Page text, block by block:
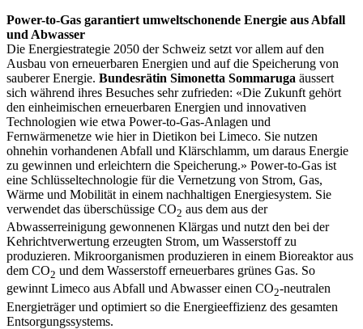
Power-to-Gas garantiert umweltschonende Energie aus Abfall
und Abwasser
Die Energiestrategie 2050 der Schweiz setzt vor allem auf den
Ausbau von erneuerbaren Energien und auf die Speicherung von
sauberer Energie. Bundesrätin Simonetta Sommaruga äussert
sich während ihres Besuches sehr zufrieden: «Die Zukunft gehört
den einheimischen erneuerbaren Energien und innovativen
Technologien wie etwa Power-to-Gas-Anlagen und
Fernwärmenetze wie hier in Dietikon bei Limeco. Sie nutzen
ohnehin vorhandenen Abfall und Klärschlamm, um daraus Energie
zu gewinnen und erleichtern die Speicherung.» Power-to-Gas ist
eine Schlüsseltechnologie für die Vernetzung von Strom, Gas,
Wärme und Mobilität in einem nachhaltigen Energiesystem. Sie
verwendet das überschüssige CO2 aus dem aus der
Abwasserreinigung gewonnenen Klärgas und nutzt den bei der
Kehrichtverwertung erzeugten Strom, um Wasserstoff zu
produzieren. Mikroorganismen produzieren in einem Bioreaktor aus
dem CO2 und dem Wasserstoff erneuerbares grünes Gas. So
gewinnt Limeco aus Abfall und Abwasser einen CO2-neutralen
Energieträger und optimiert so die Energieeffizienz des gesamten
Entsorgungssystems.